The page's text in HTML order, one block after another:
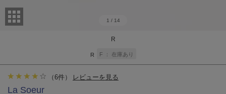
1 / 14
R
R F 在庫あり
（6件） レビューを見る
La Soeur